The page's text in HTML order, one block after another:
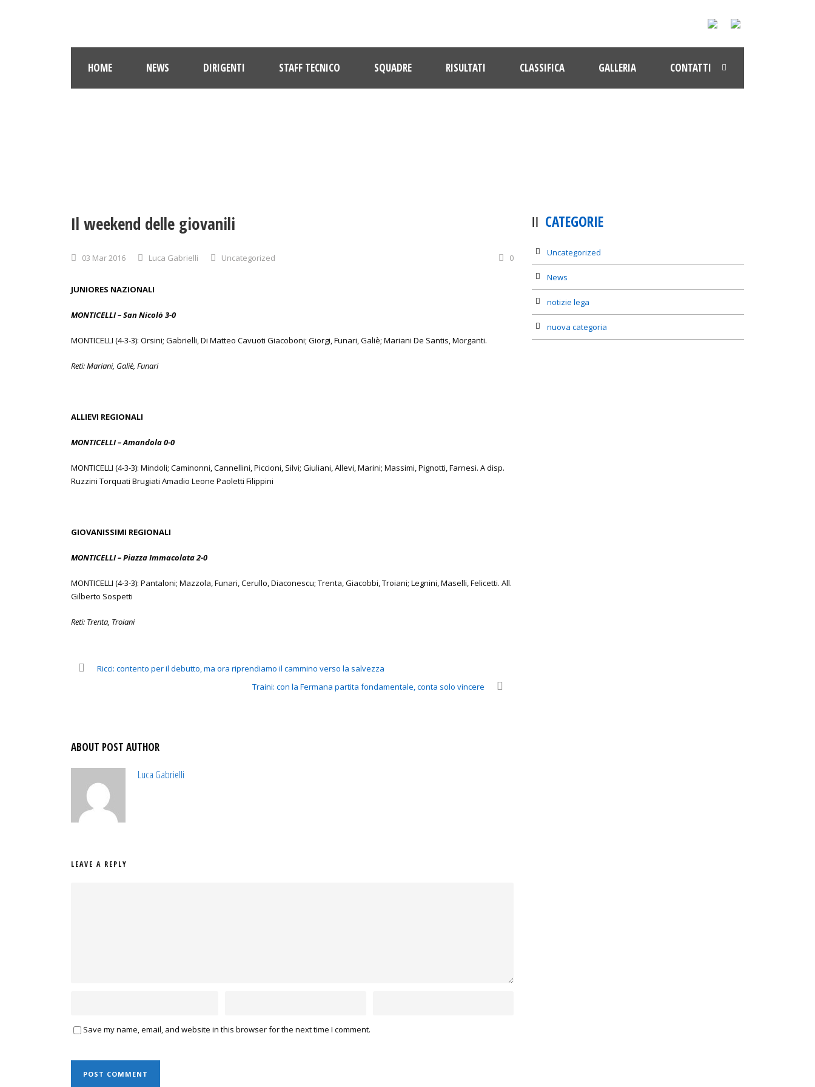
HOME NEWS DIRIGENTI STAFF TECNICO SQUADRE RISULTATI CLASSIFICA GALLERIA CONTATTI
Il weekend delle giovanili
03 Mar 2016 Luca Gabrielli Uncategorized 0
JUNIORES NAZIONALI
MONTICELLI – San Nicolò 3-0
MONTICELLI (4-3-3): Orsini; Gabrielli, Di Matteo Cavuoti Giacoboni; Giorgi, Funari, Galiè; Mariani De Santis, Morganti.
Reti: Mariani, Galiè, Funari
ALLIEVI REGIONALI
MONTICELLI – Amandola 0-0
MONTICELLI (4-3-3): Mindoli; Caminonni, Cannellini, Piccioni, Silvi; Giuliani, Allevi, Marini; Massimi, Pignotti, Farnesi. A disp.
Ruzzini Torquati Brugiati Amadio Leone Paoletti Filippini
GIOVANISSIMI REGIONALI
MONTICELLI – Piazza Immacolata 2-0
MONTICELLI (4-3-3): Pantaloni; Mazzola, Funari, Cerullo, Diaconescu; Trenta, Giacobbi, Troiani; Legnini, Maselli, Felicetti. All.
Gilberto Sospetti
Reti: Trenta, Troiani
Ricci: contento per il debutto, ma ora riprendiamo il cammino verso la salvezza
Traini: con la Fermana partita fondamentale, conta solo vincere
ABOUT POST AUTHOR
Luca Gabrielli
LEAVE A REPLY
Save my name, email, and website in this browser for the next time I comment.
CATEGORIE
Uncategorized
News
notizie lega
nuova categoria